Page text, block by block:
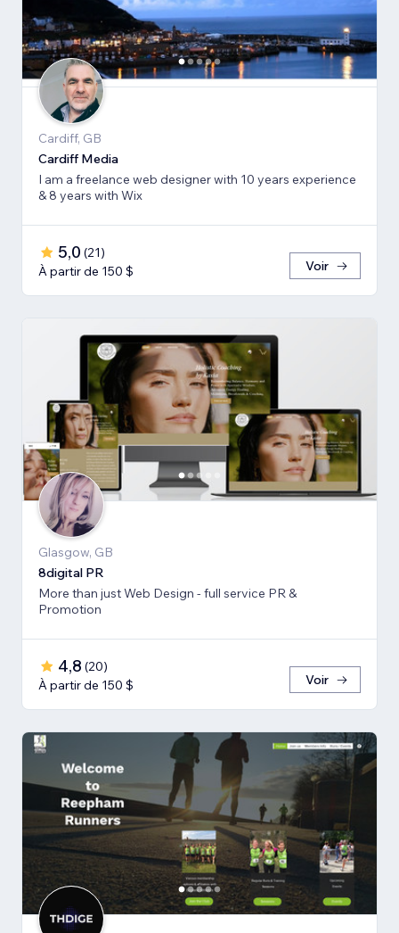
Cardiff, GB
Cardiff Media
I am a freelance web designer with 10 years experience
& 8 years with Wix
5,0 (21)
À partir de 150 $
Voir
Glasgow, GB
8digital PR
More than just Web Design - full service PR &
Promotion
4,8 (20)
À partir de 150 $
Voir